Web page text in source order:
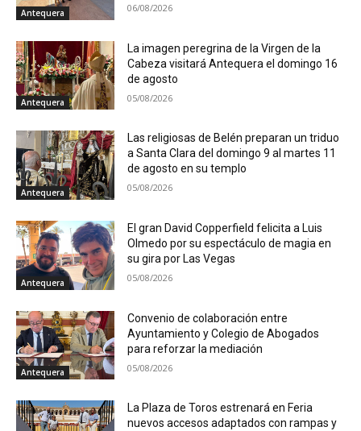
Antequera 06/08/2026
Antequera
La imagen peregrina de la Virgen de la
Cabeza visitará Antequera el domingo 16
de agosto
05/08/2026
Antequera
Las religiosas de Belén preparan un triduo
a Santa Clara del domingo 9 al martes 11
de agosto en su templo
05/08/2026
Antequera
El gran David Copperfield felicita a Luis
Olmedo por su espectáculo de magia en
su gira por Las Vegas
05/08/2026
Antequera
Convenio de colaboración entre
Ayuntamiento y Colegio de Abogados
para reforzar la mediación
05/08/2026
La Plaza de Toros estrenará en Feria
nuevos accesos adaptados con rampas y